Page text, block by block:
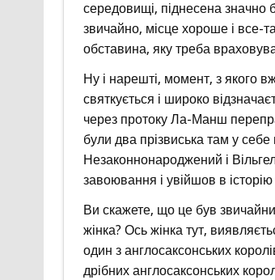
середовищі, піднесена значно
звичайно, місце хороше і все-
обставина, яку треба
Ну і нарешті, момент, з якого
святкується і широко
через протоку Ла-Манш
були два прізвиська там у себе
Незаконнонароджений і
завоювання і увійшов в
Ви скажете, що це був
жінка? Ось жінка тут,
один з англосаксонських
дрібних англосаксонських